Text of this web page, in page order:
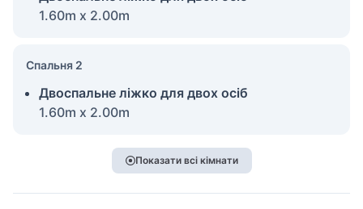
1.60m x 2.00m
Спальня 2
Двоспальне ліжко для двох осіб
1.60m x 2.00m
Показати всі кімнати